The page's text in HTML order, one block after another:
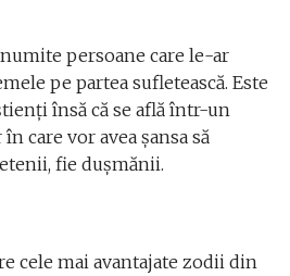
persoane care le-ar
pe partea sufletească. Este
însă că se află într-un
care vor avea șansa să
fie dușmănii.
cele mai avantajate zodii din